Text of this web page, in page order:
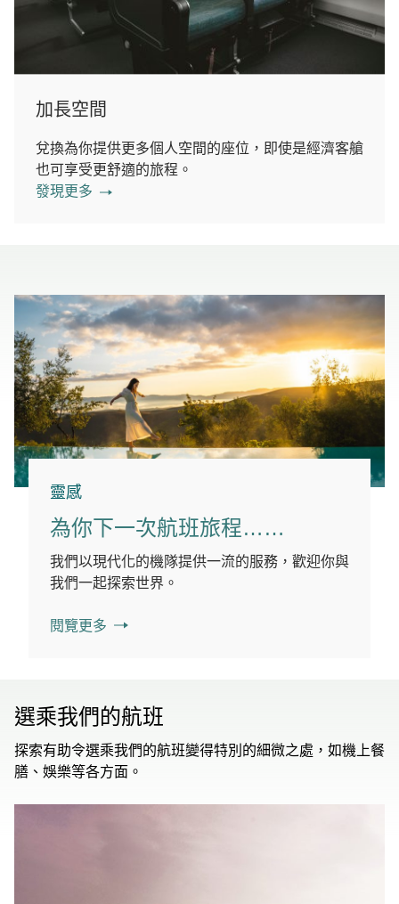
加長空間
兌換為你提供更多個人空間的座位，即使是經濟客艙
也可享受更舒適的旅程。
發現更多
靈感
為你下一次航班旅程……
我們以現代化的機隊提供一流的服務，歡迎你與
我們一起探索世界。
閱覽更多
選乘我們的航班
探索有助令選乘我們的航班變得特別的細微之處，如機上餐
膳、娛樂等各方面。